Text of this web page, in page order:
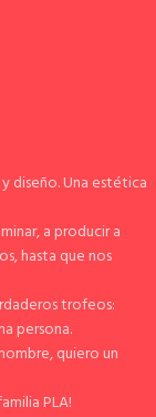
diseño. Una estética
a producir a
hasta que nos
trofeos:
persona.
quiero un
PLA!